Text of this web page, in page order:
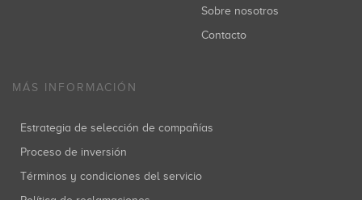
Sobre nosotros
Contacto
MÁS INFORMACIÓN
Estrategia de selección de compañías
Proceso de inversión
Términos y condiciones del servicio